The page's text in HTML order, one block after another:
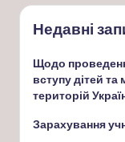
Недавні
Щодо
вступу дітей
територій
Зарахування